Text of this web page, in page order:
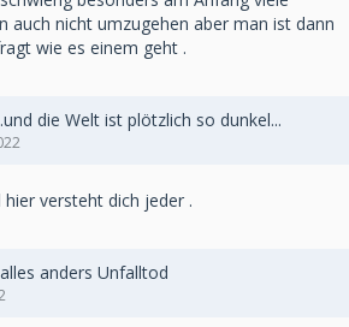
auch nicht umzugehen aber man ist dann
wie es einem geht .
die Welt ist plötzlich so dunkel...
versteht dich jeder .
anders Unfalltod